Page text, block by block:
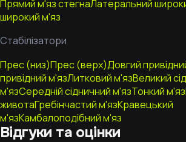
Прямий м'яз стегнаЛатеральний
широкий м'яз
Стабілізатори
Прес (низ)Прес (верх)Довгий
привідний м'язЛитковий м'язВеликий
м'язСередній сідничний м'язТонкий м'яз
животаГребінчастий м'язКравецький
м'язКамбалоподібний м'яз
Відгуки та оцінки